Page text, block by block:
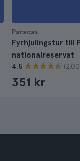
Paracas
Fyrhjulingstur till
nationalreservat
4.5
351 kr